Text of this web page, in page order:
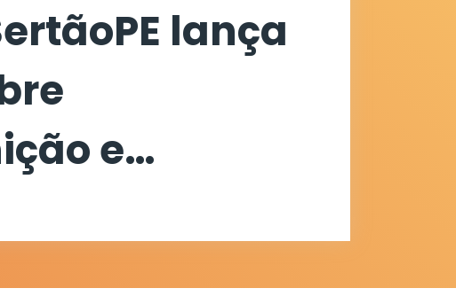
lança
e
para